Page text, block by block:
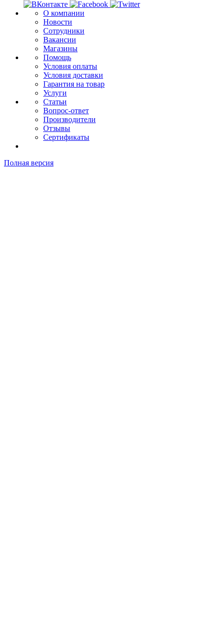
О компании
Новости
Сотрудники
Вакансии
Магазины
Помощь
Условия оплаты
Условия доставки
Гарантия на товар
Услуги
Статьи
Вопрос-ответ
Производители
Отзывы
Сертификаты
Полная версия